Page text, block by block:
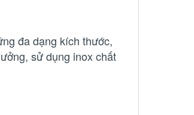
đa dạng kích thước,
sử dụng inox chất